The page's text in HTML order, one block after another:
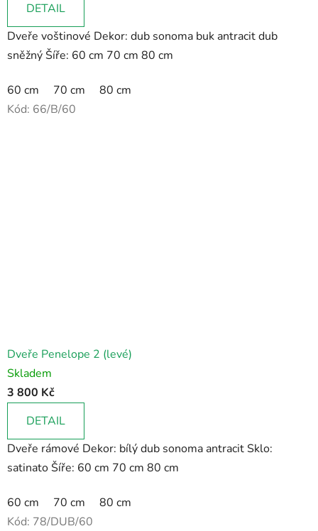
DETAIL
Dveře voštinové Dekor: dub sonoma buk antracit dub
sněžný Šíře: 60 cm 70 cm 80 cm
60 cm 70 cm
80 cm
Kód: 66/B/60
Dveře Penelope 2 (levé)
Skladem
3 800 Kč
DETAIL
Dveře rámové Dekor: bílý dub sonoma antracit Sklo:
satinato Šíře: 60 cm 70 cm 80 cm
60 cm 70 cm
80 cm
Kód: 78/DUB/60